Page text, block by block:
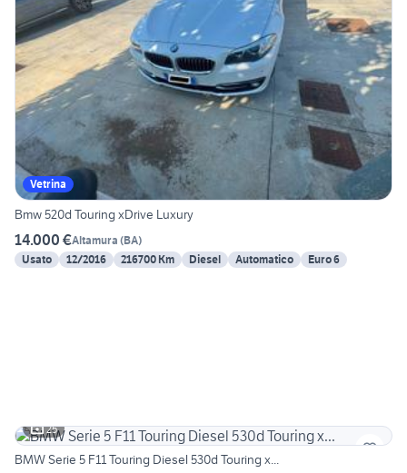
Vetrina
Bmw 520d Touring xDrive Luxury
14.000 €Altamura (BA)
Usato
12/2016 216700 Km Diesel Automatico Euro 6
25
BMW Serie 5 F11 Touring Diesel 530d Touring x...